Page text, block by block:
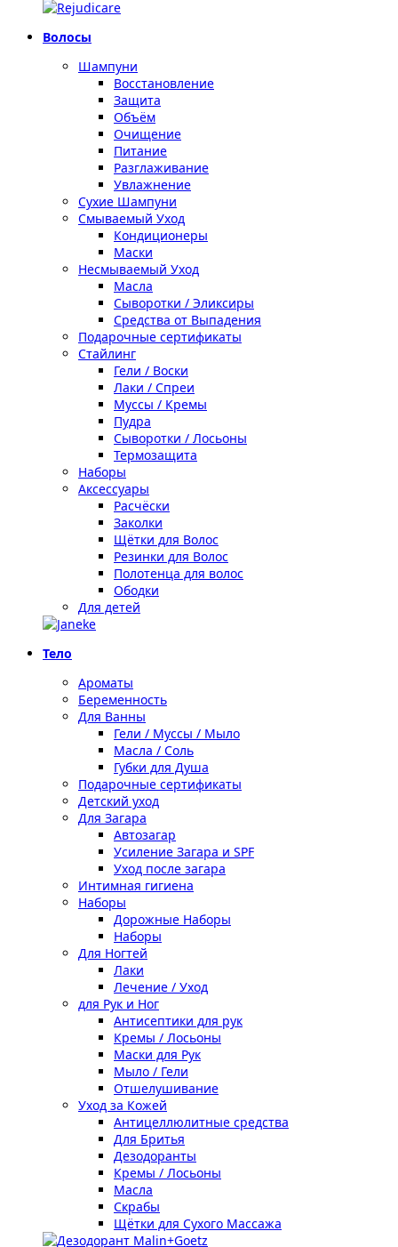
Волосы
Шампуни
Восстановление
Защита
Объём
Очищение
Питание
Разглаживание
Увлажнение
Сухие Шампуни
Смываемый Уход
Кондиционеры
Маски
Несмываемый Уход
Масла
Сыворотки / Эликсиры
Средства от Выпадения
Подарочные сертификаты
Стайлинг
Гели / Воски
Лаки / Спреи
Муссы / Кремы
Пудра
Сыворотки / Лосьоны
Термозащита
Наборы
Аксессуары
Расчёски
Заколки
Щётки для Волос
Резинки для Волос
Полотенца для волос
Ободки
Для детей
Тело
Ароматы
Беременность
Для Ванны
Гели / Муссы / Мыло
Масла / Соль
Губки для Душа
Подарочные сертификаты
Детский уход
Для Загара
Автозагар
Усиление Загара и SPF
Уход после загара
Интимная гигиена
Наборы
Дорожные Наборы
Наборы
Для Ногтей
Лаки
Лечение / Уход
для Рук и Ног
Антисептики для рук
Кремы / Лосьоны
Маски для Рук
Мыло / Гели
Отшелушивание
Уход за Кожей
Антицеллюлитные средства
Для Бритья
Дезодоранты
Кремы / Лосьоны
Масла
Скрабы
Щётки для Сухого Массажа